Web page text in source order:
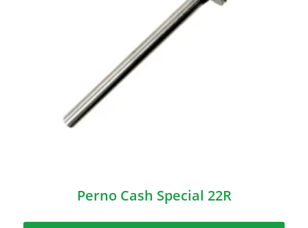
Perno Cash Special 22R